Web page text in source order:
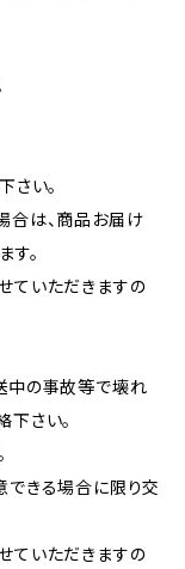
さい。
合は、商品お届け
す。
ていただきますの
中の事故等で壊れ
さい。
きる場合に限り交
ていただきますの